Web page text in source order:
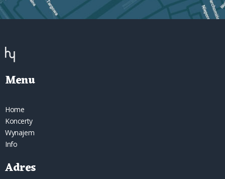
Menu
Home
Koncerty
Wynajem
Info
Adres